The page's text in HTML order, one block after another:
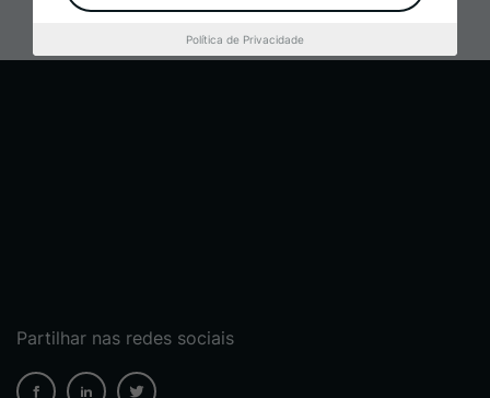
Partilhar nas redes sociais
Política de Privacidade